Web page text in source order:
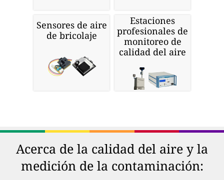
Sensores de aire
de bricolaje
Estaciones
profesionales de
monitoreo de
calidad del aire
Acerca de la calidad del aire y la
medición de la contaminación: